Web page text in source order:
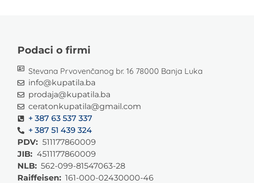
Podaci o firmi
Stevana Prvovenčanog br. 16 78000 Banja Luka
info@kupatila.ba
prodaja@kupatila.ba
ceratonkupatila@gmail.com
+ 387 63 537 337
+ 387 51 439 324
PDV: 511177860009
JIB: 4511177860009
NLB:562-099-81547063-28
Raiffeisen:161-000-02430000-46